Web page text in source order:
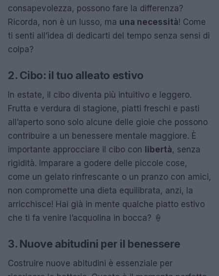
consapevolezza, possono fare la differenza?
Ricorda, non è un lusso, ma una necessità! Come
ti senti all’idea di dedicarti del tempo senza sensi di
colpa?
2. Cibo: il tuo alleato estivo
In estate, il cibo diventa più intuitivo e leggero.
Frutta e verdura di stagione, piatti freschi e pasti
all’aperto sono solo alcune delle gioie che possono
contribuire a un benessere mentale maggiore. È
importante approcciare il cibo con libertà, senza
rigidità. Imparare a godere delle piccole cose,
come un gelato rinfrescante o un pranzo con amici,
non compromette una dieta equilibrata, anzi, la
arricchisce! Hai già in mente qualche piatto estivo
che ti fa venire l’acquolina in bocca? 🍦
3. Nuove abitudini per il benessere
Costruire nuove abitudini è essenziale per